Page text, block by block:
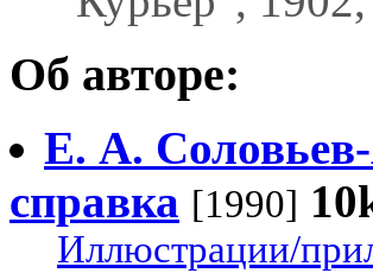
Об авторе:
Е. А.
справка [1990]
Иллюстрации/